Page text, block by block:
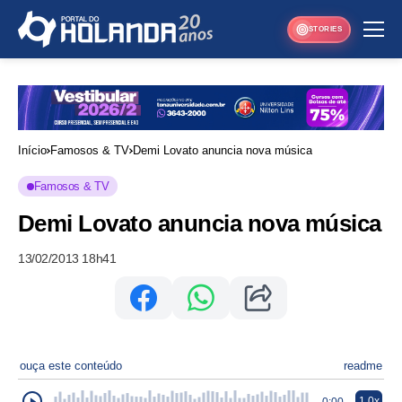
STORIES
Início Famosos & TV Demi Lovato anuncia nova música
Famosos & TV
Demi Lovato anuncia nova música
13/02/2013 18h41
ouça este conteúdo readme